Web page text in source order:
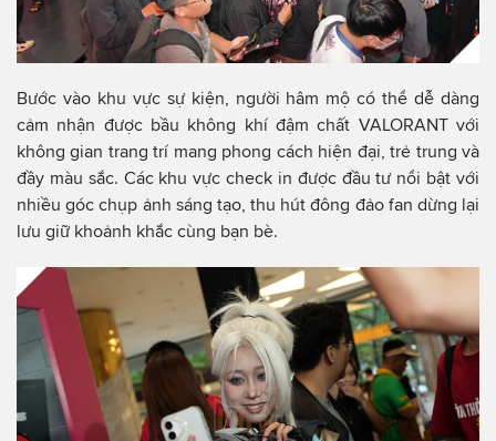
Bước vào khu vực sự kiện, người hâm mộ có thể dễ dàng
cảm nhận được bầu không khí đậm chất VALORANT với
không gian trang trí mang phong cách hiện đại, trẻ trung và
đầy màu sắc. Các khu vực check in được đầu tư nổi bật với
nhiều góc chụp ảnh sáng tạo, thu hút đông đảo fan dừng lại
lưu giữ khoảnh khắc cùng bạn bè.